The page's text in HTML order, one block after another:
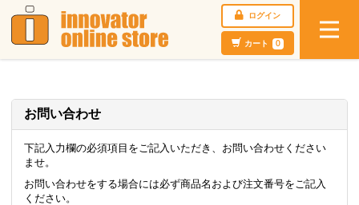
ログイン
カート 0
お問い合わせ
下記入力欄の必須項目をご記入いただき、お問い合わせください
ませ。
お問い合わせをする場合には必ず商品名および注文番号をご記入
ください。